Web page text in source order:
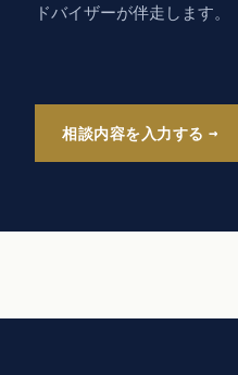
ドバイザーが伴走します。
相談内容を入力する